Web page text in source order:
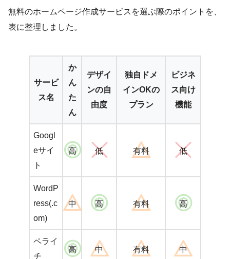
無料のホームページ作成サービスを選ぶ際のポイントを、
表に整理しました。
サービ
ス名
か
ん
た
ん
デザイ
ンの自
由度
独自ドメ
インOKの
プラン
ビジネ
ス向け
機能
Googl
eサイ
ト
高 低 有料 低
WordP
ress(.c
om)
中 高 有料 高
ペライ
チ
高 中 有料 中